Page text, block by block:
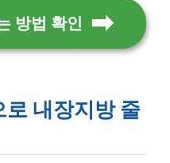
방법 확인
내장지방 줄